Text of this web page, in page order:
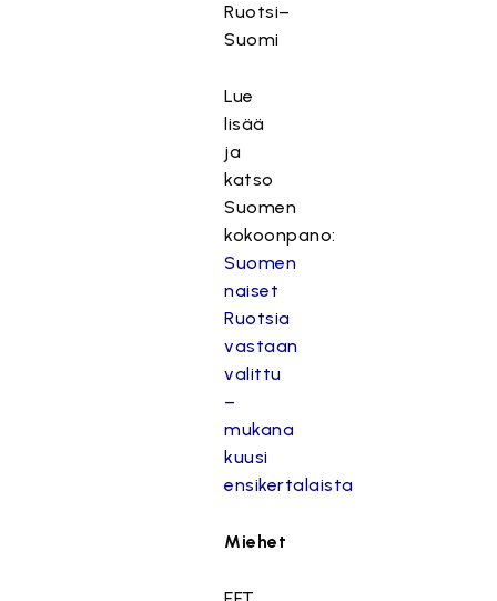
Ruotsi–
Suomi
Lue
lisää
ja
katso
Suomen
kokoonpano:
Suomen
naiset
Ruotsia
vastaan
valittu
–
mukana
kuusi
ensikertalaista
Miehet